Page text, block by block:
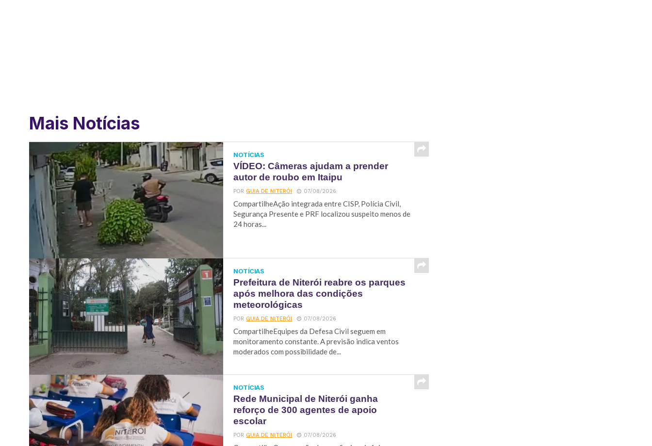
Mais Notícias
NOTÍCIAS
VÍDEO: Câmeras ajudam a prender
autor de roubo em Itaipu
PORGUIA DE NITERÓI 07/08/2026
CompartilheAção integrada entre CISP, Polícia Civil,
Segurança Presente e PRF localizou suspeito menos de
24 horas...
NOTÍCIAS
Prefeitura de Niterói reabre os parques
após melhora das condições
meteorológicas
PORGUIA DE NITERÓI 07/08/2026
CompartilheEquipes da Defesa Civil seguem em
monitoramento constante. A previsão indica ventos
moderados com possibilidade de...
NOTÍCIAS
Rede Municipal de Niterói ganha
reforço de 300 agentes de apoio
escolar
PORGUIA DE NITERÓI 07/08/2026